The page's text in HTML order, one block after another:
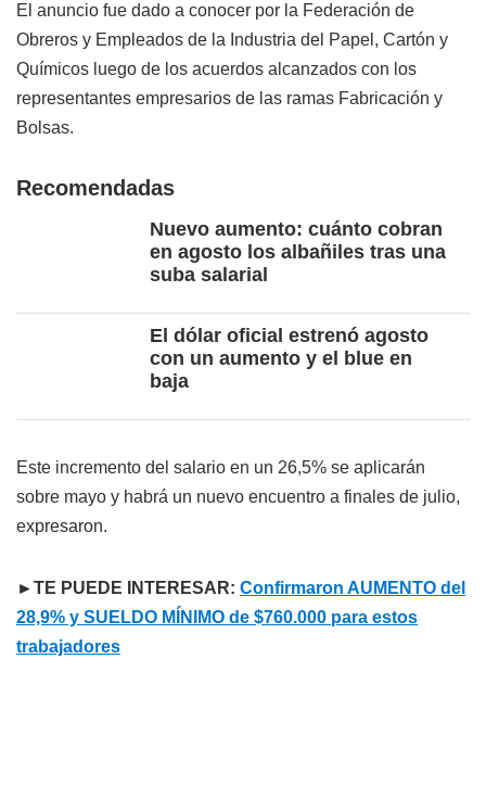
El anuncio fue dado a conocer por la Federación de
Obreros y Empleados de la Industria del Papel, Cartón y
Químicos luego de los acuerdos alcanzados con los
representantes empresarios de las ramas Fabricación y
Bolsas.
Recomendadas
Nuevo aumento: cuánto cobran
en agosto los albañiles tras una
suba salarial
El dólar oficial estrenó agosto
con un aumento y el blue en
baja
Este incremento del salario en un 26,5% se aplicarán
sobre mayo y habrá un nuevo encuentro a finales de julio,
expresaron.
►TE PUEDE INTERESAR: Confirmaron AUMENTO del
28,9% y SUELDO MÍNIMO de $760.000 para estos
trabajadores